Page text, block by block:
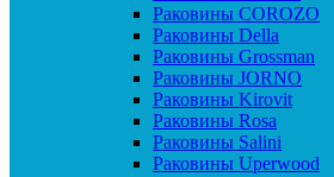
Раковины COROZO
Раковины Della
Раковины Grossman
Раковины JORNO
Раковины Kirovit
Раковины Rosa
Раковины Salini
Раковины Uperwood